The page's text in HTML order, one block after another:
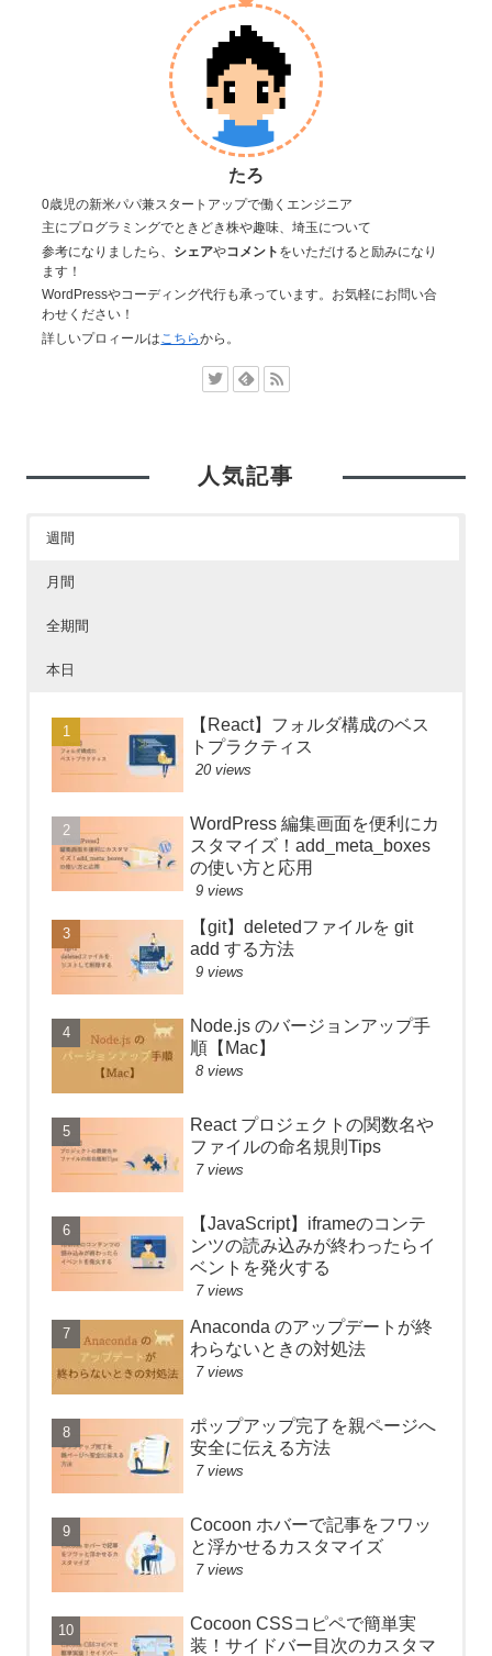
たろ
0歳児の新米パパ兼スタートアップで働くエンジニア
主にプログラミングでときどき株や趣味、埼玉について
参考になりましたら、 シェアやコメント をいただけると励みになり
ます！
WordPressやコーディング代行も承っています。お気軽にお問い合
わせください！
詳しいプロィールは こちらから。
人気記事
週間
月間
全期間
本日
【React】フォルダ構成のベス
トプラクティス
20 views
WordPress 編集画面を便利にカ
スタマイズ！add_meta_boxes
の使い方と応用
9 views
【git】deletedファイルを git
add する方法
9 views
Node.js のバージョンアップ手
順【Mac】
8 views
React プロジェクトの関数名や
ファイルの命名規則Tips
7 views
【JavaScript】iframeのコンテ
ンツの読み込みが終わったらイ
ベントを発火する
7 views
Anaconda のアップデートが終
わらないときの対処法
7 views
ポップアップ完了を親ページへ
安全に伝える方法
7 views
Cocoon ホバーで記事をフワッ
と浮かせるカスタマイズ
7 views
Cocoon CSSコピペで簡単実
装！サイドバー目次のカスタマ